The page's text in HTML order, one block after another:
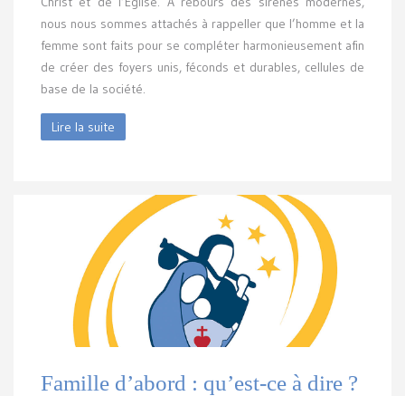
nous nous sommes attachés à rappeller que l’homme et la
femme sont faits pour se compléter harmonieusement afin
de créer des foyers unis, féconds et durables, cellules de
base de la société.
Lire la suite
Famille d’abord : qu’est-ce à dire ?